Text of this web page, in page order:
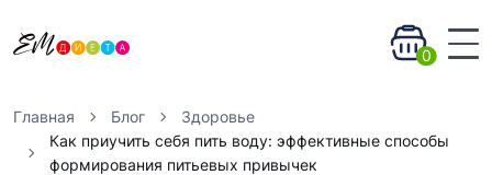
0
Главная Блог
Здоровье
Как приучить себя пить воду: эффективные способы
формирования питьевых привычек